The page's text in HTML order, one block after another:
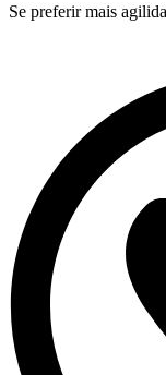
Se preferir mais